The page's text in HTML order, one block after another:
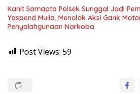
Kanit Samapta Polsek Sunggal Jadi
Yaspend Mulia, Menolak Aksi Gank
Penyalahgunaan Narkoba
Post Views: 59